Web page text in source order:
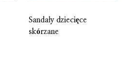
Sandały dziecięce
skórzane